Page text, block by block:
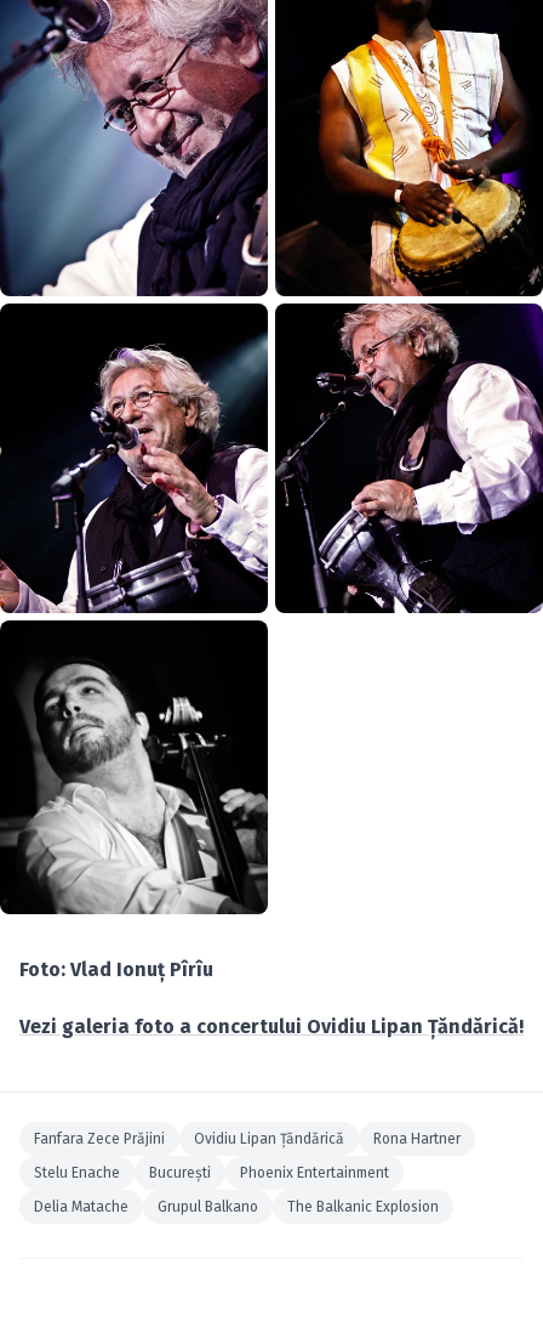
Foto: Vlad Ionuţ Pîrîu
Vezi galeria foto a concertului Ovidiu Lipan Ţăndărică!
Fanfara Zece Prăjini Ovidiu Lipan Ţăndărică
Rona Hartner
Stelu Enache
Bucureşti
Phoenix Entertainment
Delia Matache
Grupul Balkano The Balkanic Explosion